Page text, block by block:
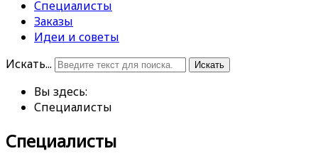
Специалисты
Заказы
Идеи и советы
Искать...
Искать
Вы здесь:
Специалисты
Специалисты